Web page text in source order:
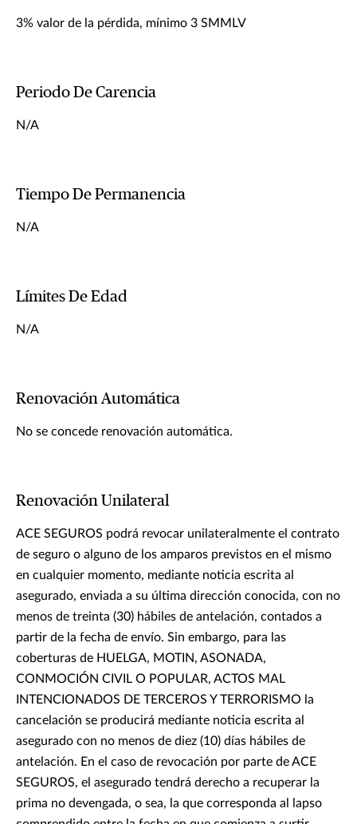
3% valor de la pérdida, mínimo 3 SMMLV
Periodo De Carencia
N/A
Tiempo De Permanencia
N/A
Límites De Edad
N/A
Renovación Automática
No se concede renovación automática.
Renovación Unilateral
ACE SEGUROS podrá revocar unilateralmente el contrato
de seguro o alguno de los amparos previstos en el mismo
en cualquier momento, mediante noticia escrita al
asegurado, enviada a su última dirección conocida, con no
menos de treinta (30) hábiles de antelación, contados a
partir de la fecha de envío. Sin embargo, para las
coberturas de HUELGA, MOTIN, ASONADA,
CONMOCIÓN CIVIL O POPULAR, ACTOS MAL
INTENCIONADOS DE TERCEROS Y TERRORISMO la
cancelación se producirá mediante noticia escrita al
asegurado con no menos de diez (10) días hábiles de
antelación. En el caso de revocación por parte de ACE
SEGUROS, el asegurado tendrá derecho a recuperar la
prima no devengada, o sea, la que corresponda al lapso